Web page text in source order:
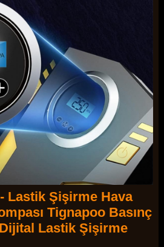
Lastik Şişirme Hava
Tignapoo Basınç
Lastik Şişirme